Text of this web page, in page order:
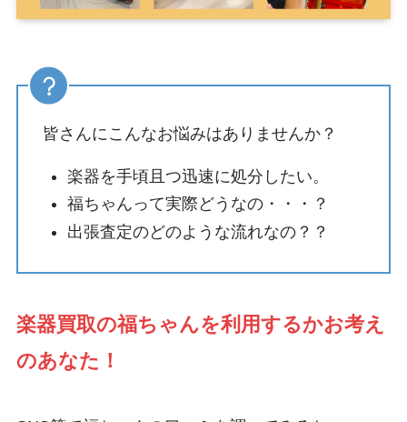
皆さんにこんなお悩みはありませんか？
楽器を手頃且つ迅速に処分したい。
福ちゃんって実際どうなの・・・？
出張査定のどのような流れなの？？
楽器買取の福ちゃんを利用するかお考え
のあなた！